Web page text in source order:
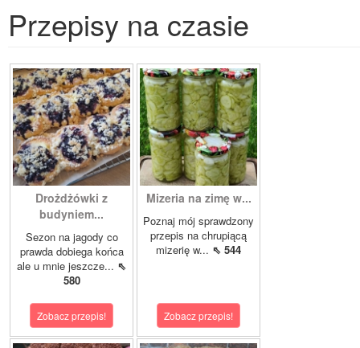
Przepisy na czasie
Drożdżówki z
budyniem...
Sezon na jagody co
prawda dobiega końca
ale u mnie jeszcze... ⇖
580
Zobacz przepis!
Mizeria na zimę w...
Poznaj mój sprawdzony
przepis na chrupiącą
mizerię w... ⇖ 544
Zobacz przepis!